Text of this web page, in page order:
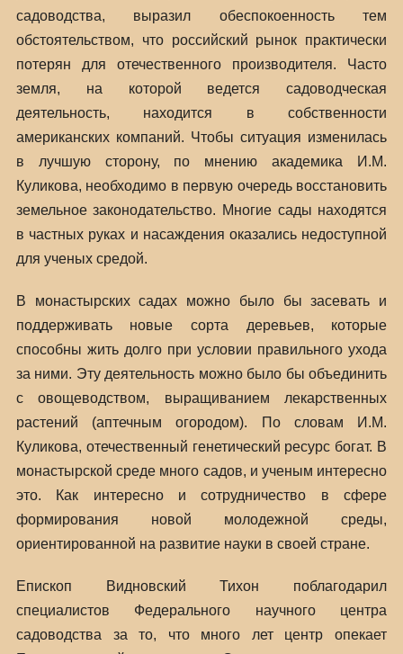
садоводства, выразил обеспокоенность тем
обстоятельством, что российский рынок практически
потерян для отечественного производителя. Часто
земля, на которой ведется садоводческая
деятельность, находится в собственности
американских компаний. Чтобы ситуация изменилась
в лучшую сторону, по мнению академика И.М.
Куликова, необходимо в первую очередь восстановить
земельное законодательство. Многие сады находятся
в частных руках и насаждения оказались недоступной
для ученых средой.
В монастырских садах можно было бы засевать и
поддерживать новые сорта деревьев, которые
способны жить долго при условии правильного ухода
за ними. Эту деятельность можно было бы объединить
с овощеводством, выращиванием лекарственных
растений (аптечным огородом). По словам И.М.
Куликова, отечественный генетический ресурс богат. В
монастырской среде много садов, и ученым интересно
это. Как интересно и сотрудничество в сфере
формирования новой молодежной среды,
ориентированной на развитие науки в своей стране.
Епископ Видновский Тихон поблагодарил
специалистов Федерального научного центра
садоводства за то, что много лет центр опекает